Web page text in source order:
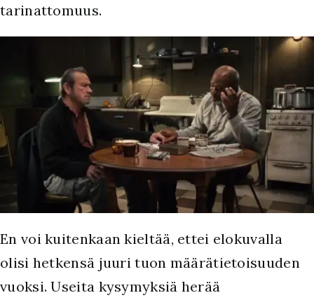
tarinattomuus.
En voi kuitenkaan kieltää, ettei elokuvalla
olisi hetkensä juuri tuon määrätietoisuuden
vuoksi. Useita kysymyksiä herää